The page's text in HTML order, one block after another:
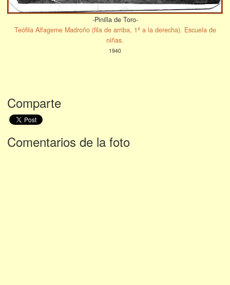
-Pinilla de Toro-
Teófila Alfageme Madroño (fila de arriba, 1ª a la derecha). Escuela de
niñas.
1940
Comparte
Comentarios de la foto